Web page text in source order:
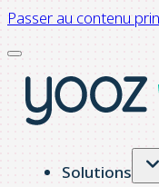
Passer au contenu
Solutions